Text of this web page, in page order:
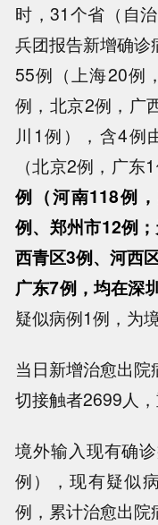
时，31个省（自
兵团报告新增确
55例（上海20例
例，北京2例，广
川1例），含4例
（北京2例，广东
例（河南118例
例、郑州市12例
西青区3例、河西
广东7例，均在深
疑似病例1例，为
当日新增治愈出
切接触者2699人
境外输入现有确
例），现有疑似
例，累计治愈出院